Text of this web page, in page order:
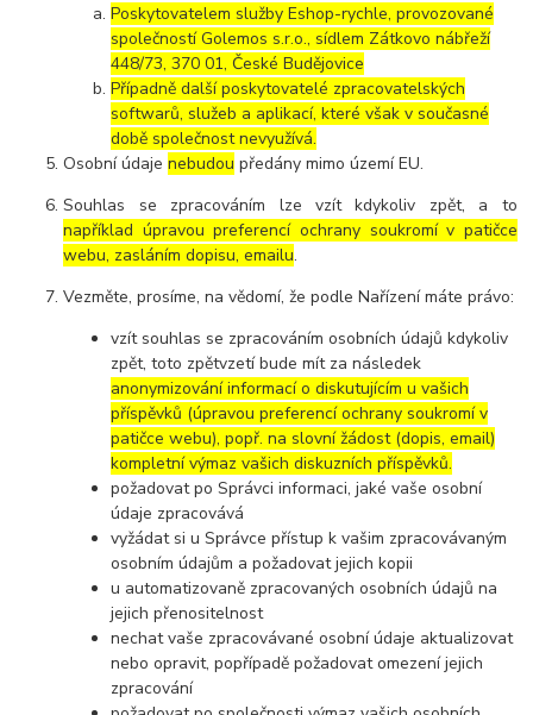
Poskytovatelem služby Eshop-rychle, provozované
společností Golemos s.r.o., sídlem Zátkovo nábřeží
448/73, 370 01, České Budějovice
Případně další poskytovatelé zpracovatelských
softwarů, služeb a aplikací, které však v současné
době společnost nevyužívá.
Osobní údajenebudou předány mimo území EU.
Souhlas se zpracováním lze vzít kdykoliv zpět, a to
například úpravou preferencí ochrany soukromí v patičce
webu, zasláním dopisu, emailu.
Vezměte, prosíme, na vědomí, že podle Nařízení máte právo:
vzít souhlas se zpracováním osobních údajů kdykoliv
zpět, toto zpětvzetí bude mít za následek
anonymizování informací o diskutujícím u vašich
příspěvků (úpravou preferencí ochrany soukromí v
patičce webu), popř. na slovní žádost (dopis, email)
kompletní výmaz vašich diskuzních příspěvků.
požadovat po Správci informaci, jaké vaše osobní
údaje zpracovává
vyžádat si u Správce přístup k vašim zpracovávaným
osobním údajům a požadovat jejich kopii
u automatizovaně zpracovaných osobních údajů na
jejich přenositelnost
nechat vaše zpracovávané osobní údaje aktualizovat
nebo opravit, popřípadě požadovat omezení jejich
zpracování